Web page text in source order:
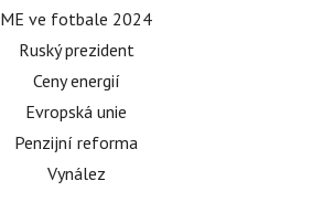
ME ve fotbale 2024
Ruský prezident
Ceny energií
Evropská unie
Penzijní reforma
Vynález